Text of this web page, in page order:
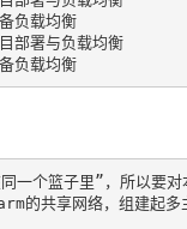
负载均衡
部署与负载均衡
负载均衡
一个篮子里”，所以要
的共享网络，组建起多